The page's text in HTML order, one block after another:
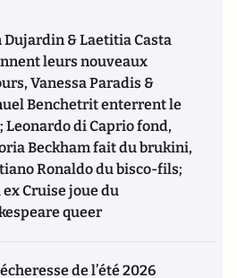
Dujardin & Laetitia Casta
leurs nouveaux
Vanessa Paradis &
Benchetrit enterrent le
Leonardo di Caprio fond,
Beckham fait du brukini,
Ronaldo du bisco-fils;
ex Cruise joue du
queer
de l’été 2026